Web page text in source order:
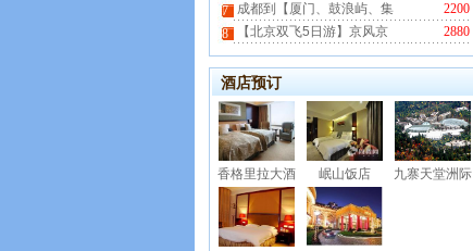
7 成都到【厦门、鼓浪屿、集
2200
8 【北京双飞5日游】京风京 2880
酒店预订
香格里拉大酒 岷山饭店 九寨天堂洲际